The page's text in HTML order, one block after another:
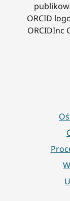
ORCID
ORCIDInc